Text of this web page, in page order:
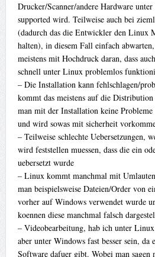
Drucker/Scanner/andere Hardware
supported wird. Teilweise auch bei
(dadurch das die Entwickler den Linux
halten), in diesem Fall einfach
meistens mit Hochdruck daran, dass
schnell unter Linux problemlos
– Die Installation kann fehlschlagen/
kommt das meistens auf die
man mit der Installation keine Probleme
und wird sowas mit sicherheit
– Teilweise schlechte Uebersetzungen,
wird feststellen muessen, dass die ein
uebersetzt wurde
– Linux kommt manchmal mit
man beispielsweise Dateien/Order von
vorher auf Windows verwendet wurde
koennen diese manchmal falsch
– Videobearbeitung, hab ich unter
aber unter Windows fast besser sein, da
Software dafuer gibt. Wobei man sagen